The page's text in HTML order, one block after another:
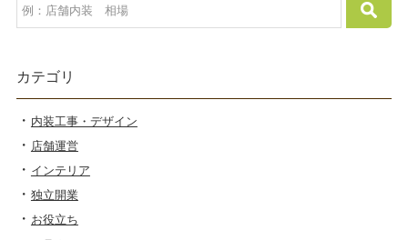
カテゴリ
内装工事・デザイン
店舗運営
インテリア
独立開業
お役立ち